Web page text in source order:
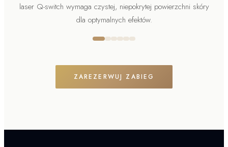
laser Q-switch wymaga czystej, niepokrytej powierzchni skóry
dla optymalnych efektów.
ZAREZERWUJ ZABIEG